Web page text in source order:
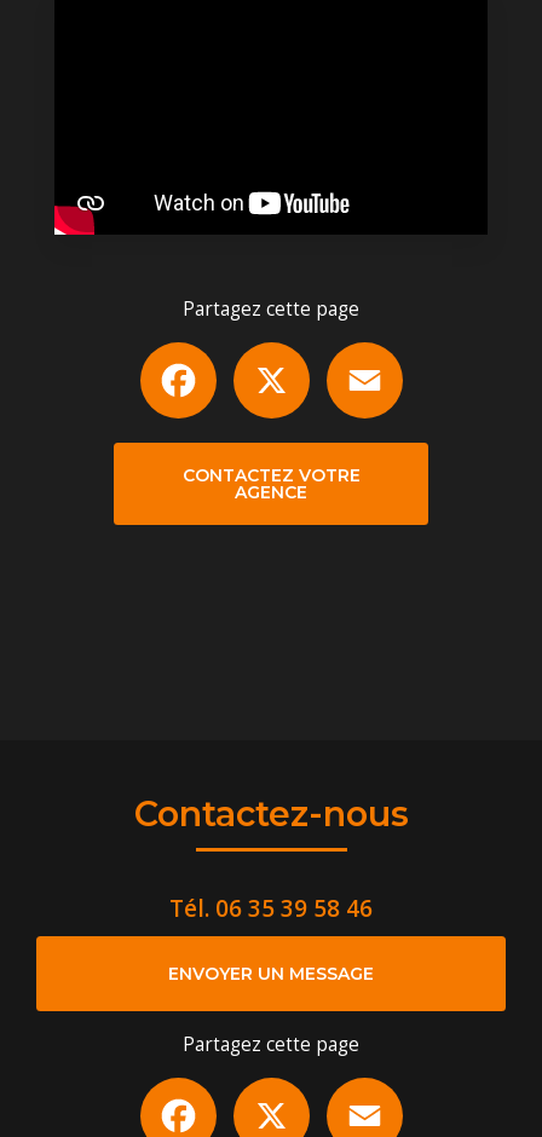
Partagez cette page
Facebook
CONTACTEZ VOTRE
AGENCE
Contactez-nous
Tél. 06 35 39 58 46
ENVOYER UN MESSAGE
Partagez cette page
Facebook